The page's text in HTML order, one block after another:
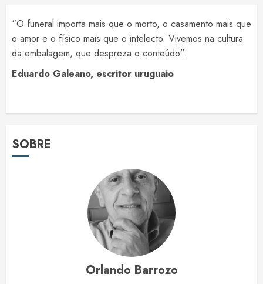
“O funeral importa mais que o morto, o casamento mais que
o amor e o físico mais que o intelecto. Vivemos na cultura
da embalagem, que despreza o conteúdo”.
Eduardo Galeano, escritor uruguaio
SOBRE
Orlando Barrozo